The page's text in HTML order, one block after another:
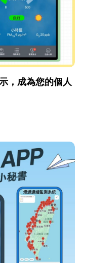
，成為您的個人